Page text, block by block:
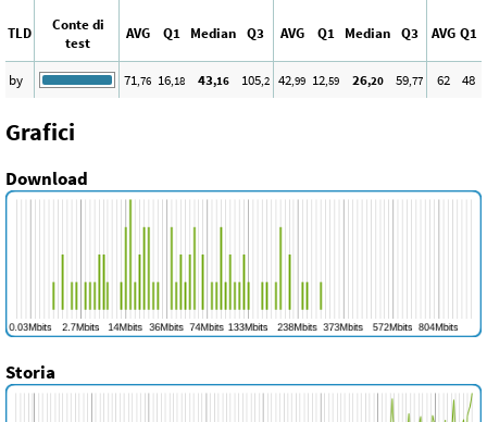
TLD
Conte di
test
AVG Q1 Median Q3 AVG Q1 Median Q3 AVG Q1
by 71,76 16,18 43,16 105,2 42,99 12,59 26,20 59,77 62 48
Grafici
Download
Storia